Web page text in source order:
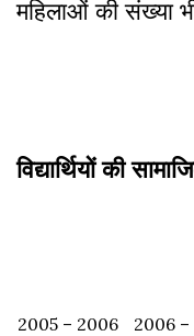
महिलाओं की संख्या
विद्यार्थियों की
2005 – 2006 2006